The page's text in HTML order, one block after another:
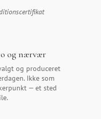
og nærvær
og produceret
Ikke som
— et sted